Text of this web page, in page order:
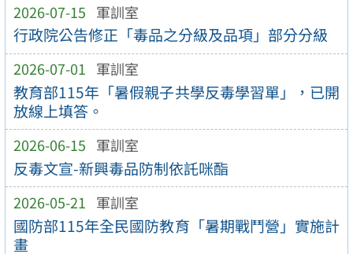
2026-07-15 軍訓室
行政院公告修正「毒品之分級及品項」部分分級
2026-07-01 軍訓室
教育部115年「暑假親子共學反毒學習單」，已開
放線上填答。
2026-06-15 軍訓室
反毒文宣-新興毒品防制依託咪酯
2026-05-21 軍訓室
國防部115年全民國防教育「暑期戰鬥營」實施計
畫